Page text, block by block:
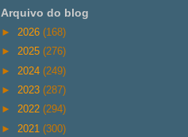
Arquivo do blog
► 2026 (168)
► 2025 (276)
► 2024 (249)
► 2023 (287)
► 2022 (294)
► 2021 (300)